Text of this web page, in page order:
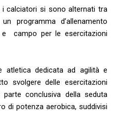
i calciatori si sono alternati tra
programma d’allenamento
e campo per le esercitazioni
atletica dedicata ad agilità e
svolgere delle esercitazioni
conclusiva della seduta
di potenza aerobica, suddivisi